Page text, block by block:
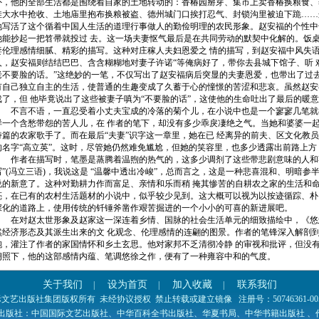
，他的全部生活都是围绕着自家的土地转动的：香椿园掰芽、集市上卖香椿换粮食
大水中抢收、土地庙里抱布换粮被盗、德州城门口挨打忍气、封锁沟里被迫下跪
写活了这个循着中国人生活的道理行事做人的勤俭明理的农民形象。赵安福的个性
能抄起一把笤帚就投过 去。这一场夫妻怄气最后是在共同劳动的默契中化解的。饭
伦理感情细腻、精彩的描写。这种对庄稼人夫妇恩爱之 情的描写，到赵安福中风失
，赵安福则结结巴巴、含含糊糊地对妻子许诺“等俺病好了，带你去县城下馆子、听
不要脸的话。”这绝妙的一笔，不仅写出了赵安福病后突显的夫妻恩爱，也带出了
自己独立自主的生活，使普通的生趣变成了久蓄于心的憧憬的苦涩和悲哀。虽然赵
了，但 他毕竟说出了这些被妻子嗔为“不要脸的话”，这使他的生命吐出了最后的暖
言不语，一直忍受着小丈夫宝成的冷落的菊个儿，在小说中也是一个寥寥几笔就
一个含愁带怨的苦人儿，在 作者的笔下，却没有多少乖戾凄绝之气。当她和婆婆一
篇的农家歌手了。而在最后“夫妻”识字这一章里，她在已 经离异的前夫、区文化教
名字“高立英”。这时，尽管她仍然难免尴尬，但她的笑容里，也多少透露出前路上
者在描写时，笔墨是蒸腾着温煦的热气的，这多少调剂了这些带悲剧意味的人和
”(冯立三语)，我说这是 “温馨中透出冷峻”，总而言之，这是一种悲喜混和、明暗参
的新意了。这种对勤耕力作而富足、亲情和乐而稍 掩其惨苦的自耕农之家的生活和
，在已有的农村生活题材的小说中，似乎较少见到。这大概可以视为以按迹循踪、
化的道路上，使用传统的钎锤斧凿作艰苦掘进的一个小小的可喜的新进展吧。
对赵太世形象及赵家这一深连着乡情、国脉的社会生活单元的细致描绘中，《悠
经济形态及其派生出来的文 化观念、伦理感情的连翩的图景。作者的笔锋深入解剖
，灌注了作者的家国情怀和乡土玄思。他对家邦不乏清彻冷静 的审视和批评，但没
照下，他的这部感情内蕴、笔调悠徐之作，便有了一种雍容中和的气度。
关于我们 设为首页 加入收藏 联系我们
艺出版社集团版权所有 未经协议授权 禁止转载或建立镜像 注册号：50746361-
版社：中国国际文艺出版社、中华百科全书出版社、华夏书局、中华书籍出版社